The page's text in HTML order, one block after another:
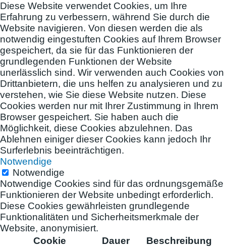
Diese Website verwendet Cookies, um Ihre
Erfahrung zu verbessern, während Sie durch die
Website navigieren. Von diesen werden die als
notwendig eingestuften Cookies auf Ihrem Browser
gespeichert, da sie für das Funktionieren der
grundlegenden Funktionen der Website
unerlässlich sind. Wir verwenden auch Cookies von
Drittanbietern, die uns helfen zu analysieren und zu
verstehen, wie Sie diese Website nutzen. Diese
Cookies werden nur mit Ihrer Zustimmung in Ihrem
Browser gespeichert. Sie haben auch die
Möglichkeit, diese Cookies abzulehnen. Das
Ablehnen einiger dieser Cookies kann jedoch Ihr
Surferlebnis beeinträchtigen.
Notwendige
Notwendige
Notwendige Cookies sind für das ordnungsgemäße
Funktionieren der Website unbedingt erforderlich.
Diese Cookies gewährleisten grundlegende
Funktionalitäten und Sicherheitsmerkmale der
Website, anonymisiert.
Cookie
Dauer Beschreibung